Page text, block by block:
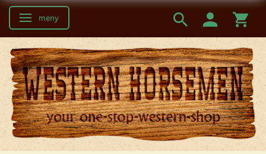
Ändra navigering
meny